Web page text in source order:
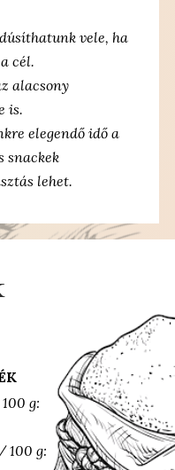
vele, ha
cél.
alacsony
is.
elegendő idő a
snackek
lehet.
g:
100 g: